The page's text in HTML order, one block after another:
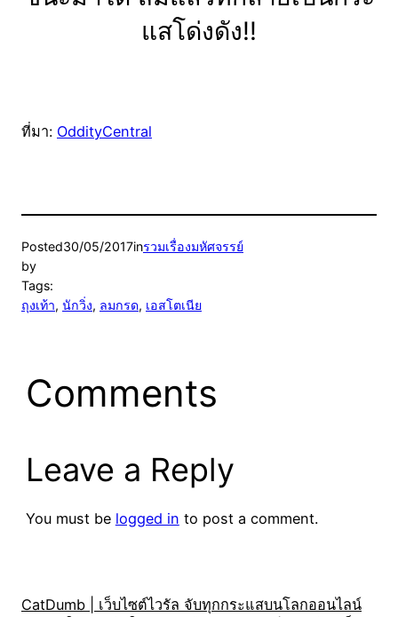
แสโด่งดัง!!
ที่มา: OddityCentral
Posted30/05/2017inรวมเรื่องมหัศจรรย์
by
Tags:
ถุงเท้า, นักวิ่ง, ลมกรด, เอสโตเนีย
Comments
Leave a Reply
You must be logged in to post a comment.
CatDumb | เว็บไซต์ไวรัล จับทุกกระแสบนโลกออนไลน์